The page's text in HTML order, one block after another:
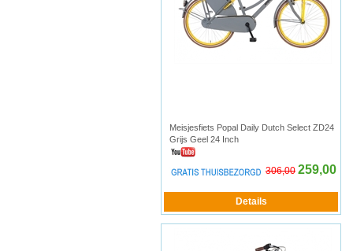
Meisjesfiets Popal Daily Dutch Select ZD24
Grijs Geel 24 Inch
306,00 259,00